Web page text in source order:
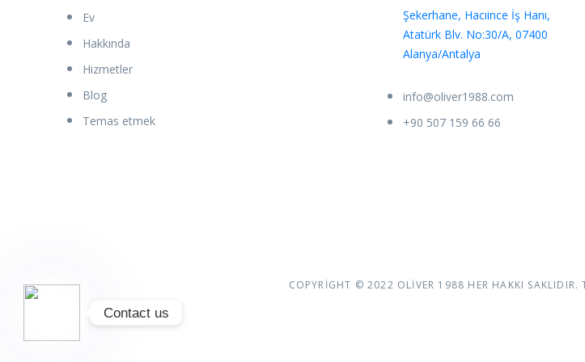
Ev
Hakkında
Hizmetler
Blog
Temas etmek
Şekerhane, Hacıince İş Hanı,
Atatürk Blv. No:30/A, 07400
Alanya/Antalya
info@oliver1988.com
+90 507 159 66 66
COPYRIGHT © 2022 OLİVER 1988 HER HAKKI
Instagram
Contact us